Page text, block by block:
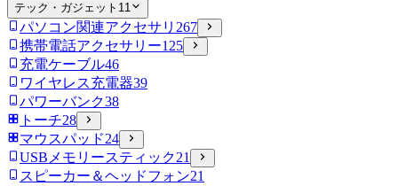
テック・ガジェット 11
パソコン関連アクセサリ 267
携帯電話アクセサリー125
充電ケーブル46
ワイヤレス充電器39
パワーバンク38
トーチ28
マウスパッド24
USBメモリースティック21
スピーカー＆ヘッドフォン21